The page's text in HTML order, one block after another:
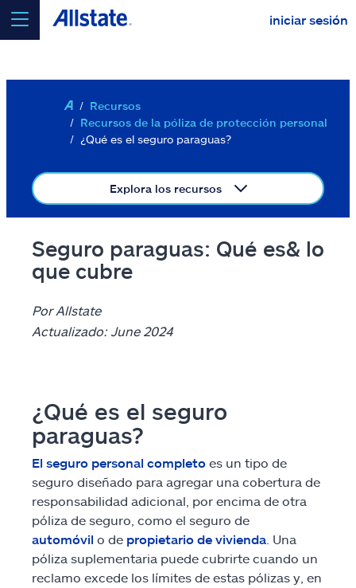
Saltar al contenido principal iniciar sesión
20146
Editar ubicación
seleccionar un producto paracotizar
continuar una cotización
Auto
Casa
Vida a término
Motocicleta
Protección de ID
ATV/todoterreno
Vehículo recreacional
Bote
Recursos
Recursos de la póliza de protección personal
¿Qué es el seguro paraguas?
Explora los recursos
Seguro paraguas: Qué es& lo
que cubre
Por Allstate
Actualizado: June 2024
¿Qué es el seguro
paraguas?
El seguro personal completo es un tipo de
seguro diseñado para agregar una cobertura de
responsabilidad adicional, por encima de otra
póliza de seguro, como el seguro de
automóvil o de propietario de vivienda . Una
póliza suplementaria puede cubrirte cuando un
reclamo excede los límites de estas pólizas y, en